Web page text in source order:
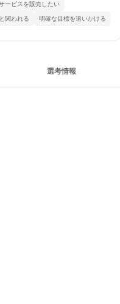
ービスを販売したい
関われる 明確な目標を追いかける
選考情報